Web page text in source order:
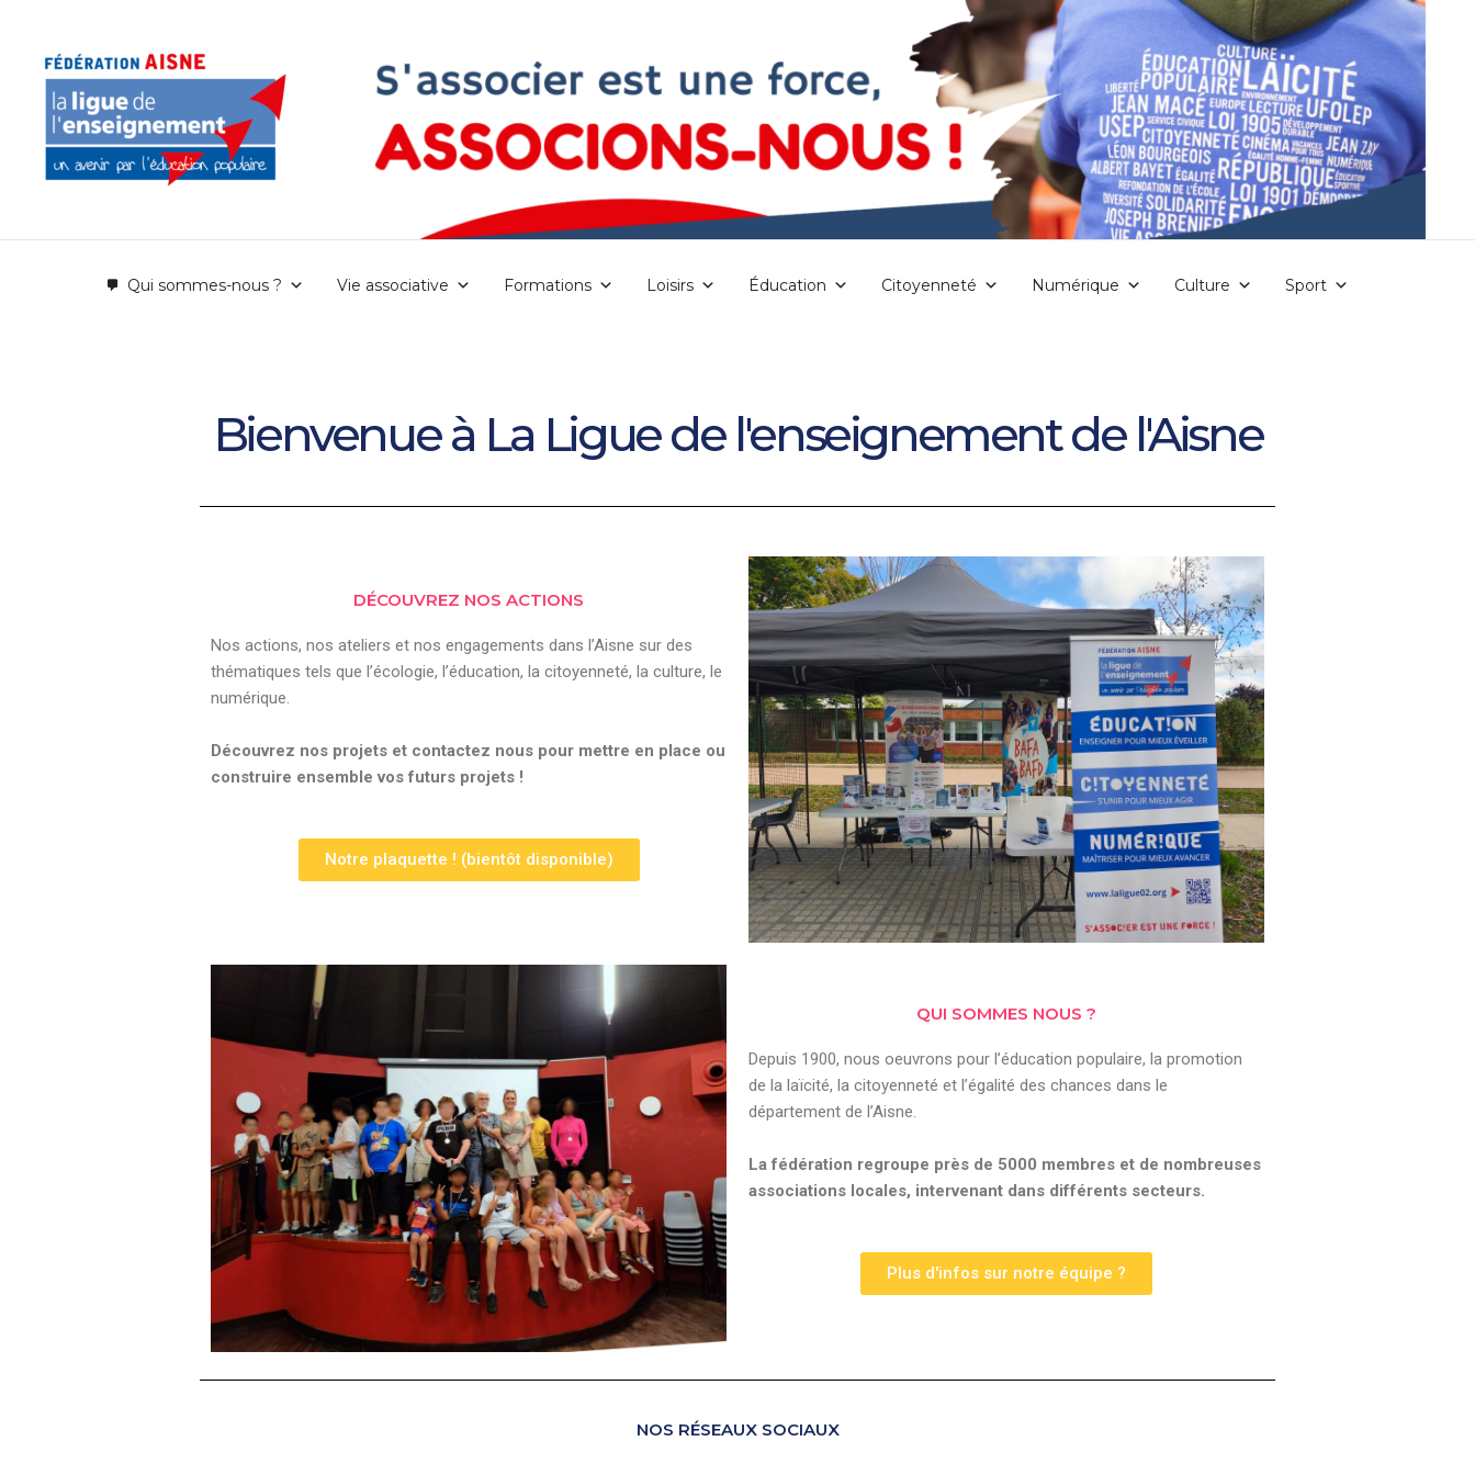
contenu
Qui sommes-nous ? Vie associative Formations Loisirs Éducation Citoyenneté Numérique Culture Sport
Bienvenue à La Ligue de l'enseignement de l'Aisne
DÉCOUVREZ NOS ACTIONS
Nos actions, nos ateliers et nos engagements dans l’Aisne sur des
thématiques tels que l’écologie, l’éducation, la citoyenneté, la culture, le
numérique.
Découvrez nos projets et contactez nous pour mettre en place ou
construire ensemble vos futurs projets !
Notre plaquette ! (bientôt disponible)
QUI SOMMES NOUS ?
Depuis 1900, nous oeuvrons pour l’éducation populaire, la promotion
de la laïcité, la citoyenneté et l’égalité des chances dans le
département de l’Aisne.
La fédération regroupe près de 5000 membres et de nombreuses
associations locales, intervenant dans différents secteurs.
Plus d'infos sur notre équipe ?
NOS RÉSEAUX SOCIAUX